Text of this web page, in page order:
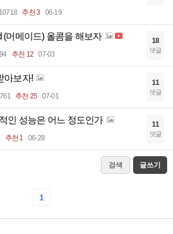
추천 3 06-19
(머메이드) 올콤을 해보자
추천 12 07-03
18
댓글
아보자!
추천 25 07-01
11
댓글
인 성능은 어느 정도인가
추천 1 06-28
11
댓글
검색 글쓰기
1